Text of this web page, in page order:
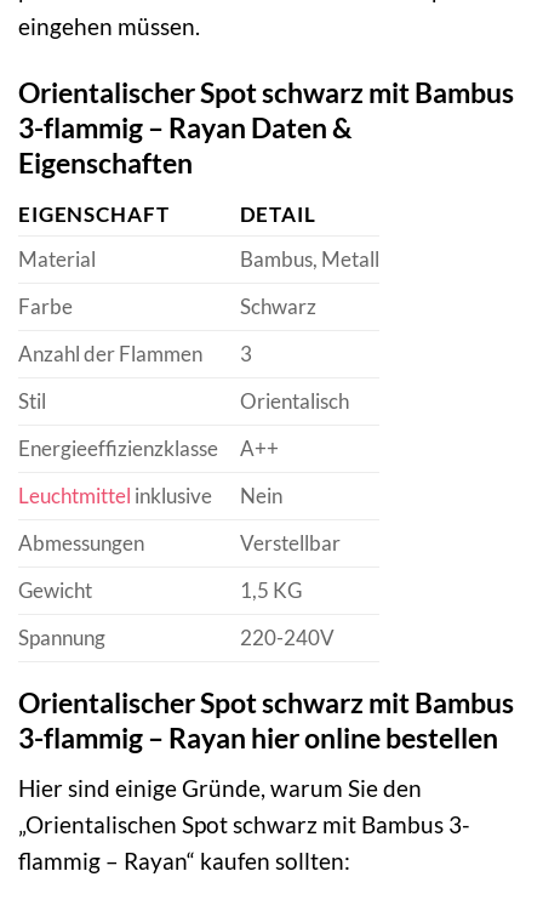
eingehen müssen.
Orientalischer Spot schwarz mit Bambus
3-flammig – Rayan Daten &
Eigenschaften
EIGENSCHAFT
DETAIL
Material
Bambus, Metall
Farbe
Schwarz
Anzahl der Flammen
3
Stil
Orientalisch
Energieeffizienzklasse
A++
Leuchtmittel inklusive
Nein
Abmessungen
Verstellbar
Gewicht
1,5 KG
Spannung
220-240V
Orientalischer Spot schwarz mit Bambus
3-flammig – Rayan hier online bestellen
Hier sind einige Gründe, warum Sie den
„Orientalischen Spot schwarz mit Bambus 3-
flammig – Rayan“ kaufen sollten: